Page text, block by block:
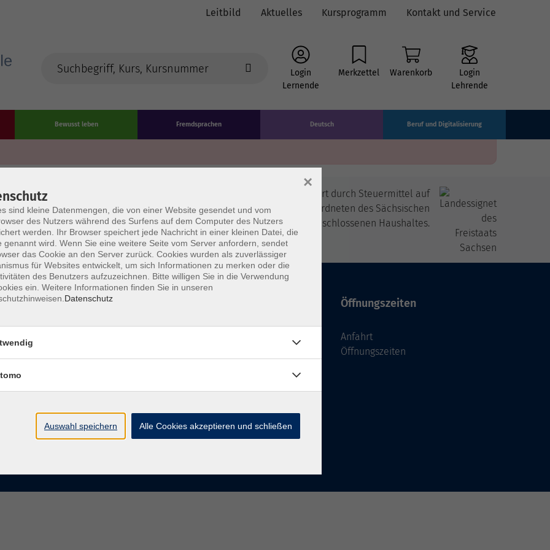
Leitbild Aktuelles Kursprogramm Kontakt und Service
Login
Lernende
Merkzettel Warenkorb
Login
Lehrende
Bewusst leben Fremdsprachen Deutsch Beruf und Digitalisierung
Die Volkshochschule wird mitfinanziert durch Steuermittel auf
der Grundlage des von den Abgeordneten des Sächsischen
Landtags beschlossenen Haushaltes.
AGB Datenschutzerklärung Impressum Widerruf
vhs Chemnitz
Kontaktformular
Fax 0371 488 4399
Öffnungszeiten
Anfahrt
Öffnungszeiten
sind kleine Datenmengen, die von einer Website gesendet und vom
des Nutzers während des Surfens auf dem Computer des Nutzers
werden. Ihr Browser speichert jede Nachricht in einer kleinen Datei, die
genannt wird. Wenn Sie eine weitere Seite vom Server anfordern, sendet
das Cookie an den Server zurück. Cookies wurden als zuverlässiger
für Websites entwickelt, um sich Informationen zu merken oder die
des Benutzers aufzuzeichnen. Bitte willigen Sie in die Verwendung
ein. Weitere Informationen finden Sie in unseren
Datenschutz
×
Auswahl speichern Alle Cookies akzeptieren und schließen